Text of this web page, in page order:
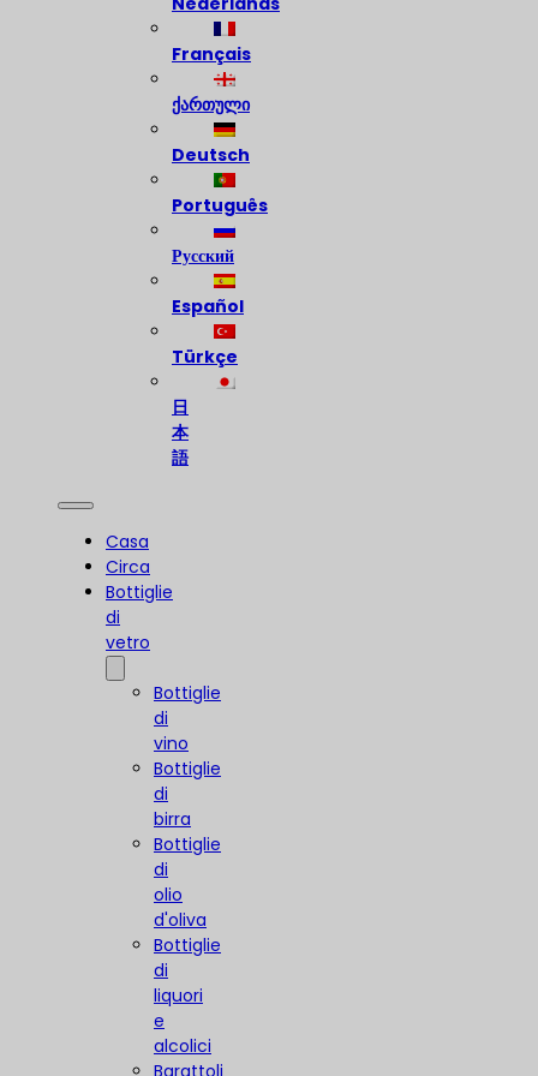
Français
ქართული
Deutsch
Português
Русский
Español
Türkçe
日
本
語
Casa
Circa
Bottiglie
di
vetro
Bottiglie
di
vino
Bottiglie
di
birra
Bottiglie
di
olio
d'oliva
Bottiglie
di
liquori
e
alcolici
Barattoli